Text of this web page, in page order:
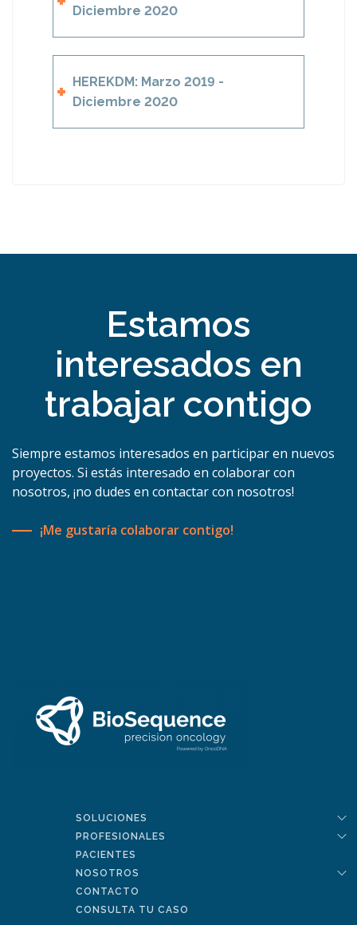
Diciembre 2020
HEREKDM: Marzo 2019 -
Diciembre 2020
Estamos
interesados en
trabajar contigo
Siempre estamos interesados en participar en nuevos
proyectos. Si estás interesado en colaborar con
nosotros, ¡no dudes en contactar con nosotros!
¡Me gustaría colaborar contigo!
SOLUCIONES
PROFESIONALES
PACIENTES
NOSOTROS
CONTACTO
CONSULTA TU CASO